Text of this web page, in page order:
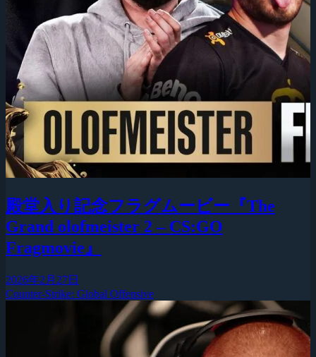
殿堂入り記念フラグムービー『The
Grand olofmeister 2 – CS:GO
Fragmovie』
2026年2月27日
Counter-Strike: Global Offensive